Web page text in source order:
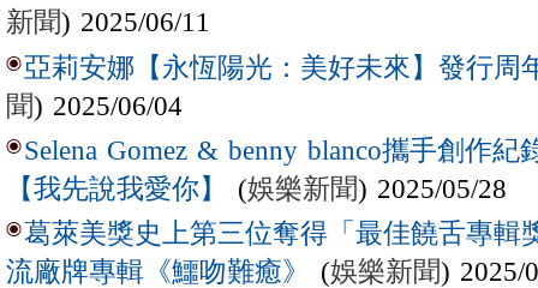
新聞) 2025/06/11
亞莉安娜【永恆陽光：美好未來】發行周
聞) 2025/06/04
Selena Gomez & benny blanco攜手創作
【我先說我愛你】
(娛樂新聞) 2025/05/28
葛萊美獎史上第三位奪得「最佳饒舌專輯
流廠牌專輯《鱷吻難癒》
(娛樂新聞) 2025/